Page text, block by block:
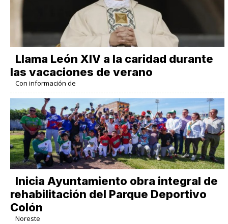
Llama León XIV a la caridad durante
las vacaciones de verano
Con información de
Inicia Ayuntamiento obra integral de
rehabilitación del Parque Deportivo
Colón
Noreste